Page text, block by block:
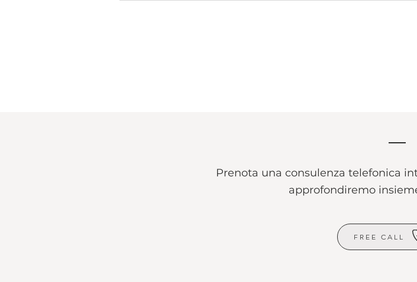
Prenota una consulenza telefonica
approfondiremo
FREE CALL